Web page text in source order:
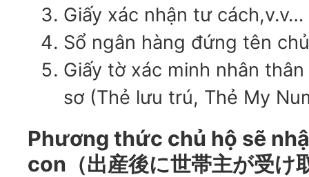
Giấy xác nhận tư cách,v.v…
Sổ ngân hàng đứng tên
Giấy tờ xác minh nhân
sơ (Thẻ lưu trú, Thẻ My
Phương thức chủ hộ sẽ
con（出産後に世帯主が受け